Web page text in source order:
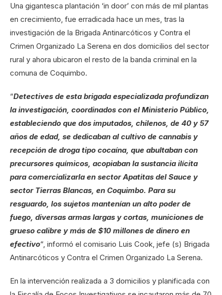
Una gigantesca plantación ‘in door’ con más de mil plantas
en crecimiento, fue erradicada hace un mes, tras la
investigación de la Brigada Antinarcóticos y Contra el
Crimen Organizado La Serena en dos domicilios del sector
rural y ahora ubicaron el resto de la banda criminal en la
comuna de Coquimbo.
“Detectives de esta brigada especializada profundizan
la investigación, coordinados con el Ministerio Público,
estableciendo que dos imputados, chilenos, de 40 y 57
años de edad, se dedicaban al cultivo de cannabis y
recepción de droga tipo cocaína, que abultaban con
precursores químicos, acopiaban la sustancia ilícita
para comercializarla en sector Apatitas del Sauce y
sector Tierras Blancas, en Coquimbo. Para su
resguardo, los sujetos mantenían un alto poder de
fuego, diversas armas largas y cortas, municiones de
grueso calibre y más de $10 millones de dinero en
efectivo“, informó el comisario Luis Cook, jefe (s) Brigada
Antinarcóticos y Contra el Crimen Organizado La Serena.
En la intervención realizada a 3 domicilios y planificada con